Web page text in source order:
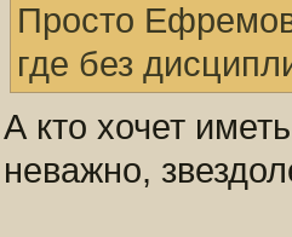
Просто
где без
А кто хочет
неважно,